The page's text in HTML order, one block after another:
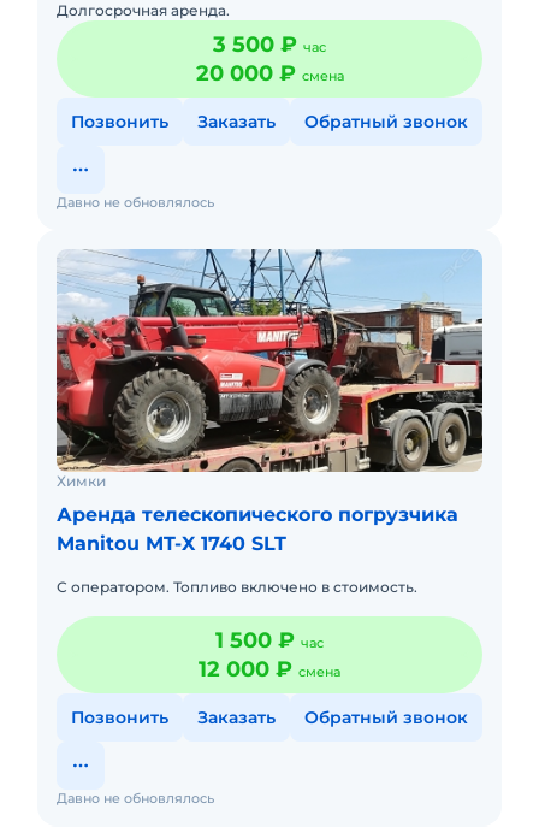
Долгосрочная аренда.
3 500 ₽ час
20 000 ₽ смена
Позвонить Заказать Обратный звонок
Давно не обновлялось
Химки
Аренда телескопического погрузчика
Manitou MT-X 1740 SLT
С оператором. Топливо включено в стоимость.
1 500 ₽ час
12 000 ₽ смена
Позвонить Заказать Обратный звонок
Давно не обновлялось